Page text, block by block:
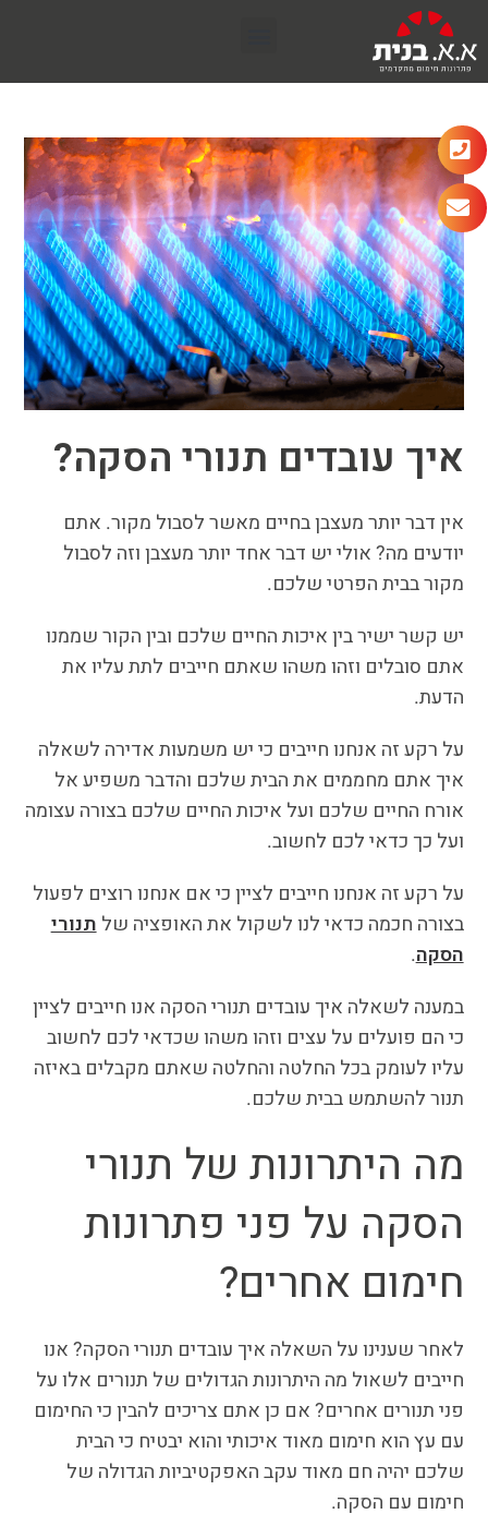
איך עובדים תנורי הסקה?
אין דבר יותר מעצבן בחיים מאשר לסבול מקור. אתם
יודעים מה? אולי יש דבר אחד יותר מעצבן וזה לסבול
מקור בבית הפרטי שלכם.
יש קשר ישיר בין איכות החיים שלכם ובין הקור שממנו
אתם סובלים וזהו משהו שאתם חייבים לתת עליו את
הדעת.
על רקע זה אנחנו חייבים כי יש משמעות אדירה לשאלה
איך אתם מחממים את הבית שלכם והדבר משפיע אל
אורח החיים שלכם ועל איכות החיים שלכם בצורה עצומה
ועל כך כדאי לכם לחשוב.
על רקע זה אנחנו חייבים לציין כי אם אנחנו רוצים לפעול
בצורה חכמה כדאי לנו לשקול את האופציה שלתנורי
הסקה.
במענה לשאלה איך עובדים תנורי הסקה אנו חייבים לציין
כי הם פועלים על עצים וזהו משהו שכדאי לכם לחשוב
עליו לעומק בכל החלטה והחלטה שאתם מקבלים באיזה
תנור להשתמש בבית שלכם.
מה היתרונות של תנורי
הסקה על פני פתרונות
חימום אחרים?
לאחר שענינו על השאלה איך עובדים תנורי הסקה? אנו
חייבים לשאול מה היתרונות הגדולים של תנורים אלו על
פני תנורים אחרים? אם כן אתם צריכים להבין כי החימום
עם עץ הוא חימום מאוד איכותי והוא יבטיח כי הבית
שלכם יהיה חם מאוד עקב האפקטיביות הגדולה של
חימום עם הסקה.